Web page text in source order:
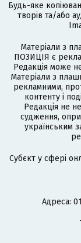
Будь-яке
творів та/або
Матеріали з
ПОЗИЦІЯ є
Редакція може
Матеріали з
рекламними,
контенту і
Редакція не
судження,
українським
Cубєкт у сфері
Адреса: